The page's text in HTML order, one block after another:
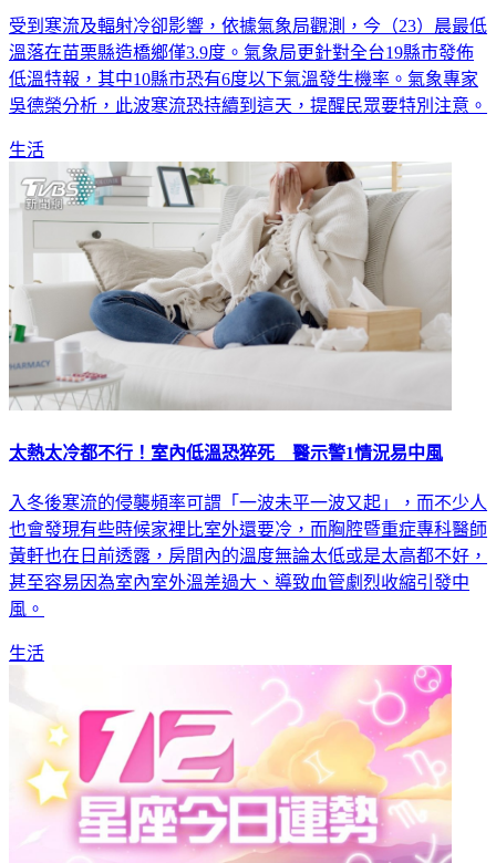
受到寒流及輻射冷卻影響，依據氣象局觀測，今（23）晨最低
溫落在苗栗縣造橋鄉僅3.9度。氣象局更針對全台19縣市發佈
低溫特報，其中10縣市恐有6度以下氣溫發生機率。氣象專家
吳德榮分析，此波寒流恐持續到這天，提醒民眾要特別注意。
生活
太熱太冷都不行！室內低溫恐猝死 醫示警1情況易中風
入冬後寒流的侵襲頻率可謂「一波未平一波又起」，而不少人
也會發現有些時候家裡比室外還要冷，而胸腔暨重症專科醫師
黃軒也在日前透露，房間內的溫度無論太低或是太高都不好，
甚至容易因為室內室外溫差過大、導致血管劇烈收縮引發中
風。
生活